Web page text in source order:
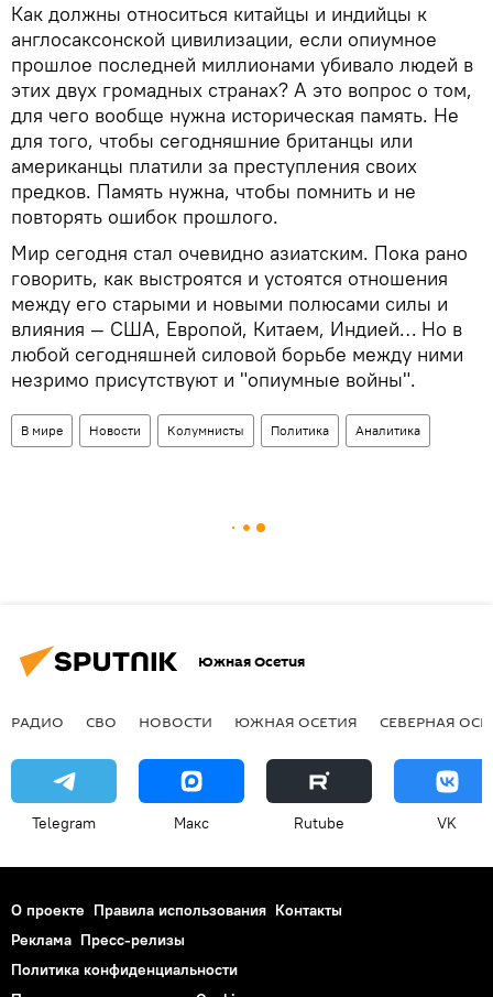
Как должны относиться китайцы и индийцы к
англосаксонской цивилизации, если опиумное
прошлое последней миллионами убивало людей в
этих двух громадных странах? А это вопрос о том,
для чего вообще нужна историческая память. Не
для того, чтобы сегодняшние британцы или
американцы платили за преступления своих
предков. Память нужна, чтобы помнить и не
повторять ошибок прошлого.
Мир сегодня стал очевидно азиатским. Пока рано
говорить, как выстроятся и устоятся отношения
между его старыми и новыми полюсами силы и
влияния — США, Европой, Китаем, Индией… Но в
любой сегодняшней силовой борьбе между ними
незримо присутствуют и "опиумные войны".
В мире Новости Колумнисты Политика Аналитика
Южная Осетия
РАДИО СВО НОВОСТИ ЮЖНАЯ ОСЕТИЯ СЕВЕРНАЯ
Telegram Макс Rutube VK
О проекте Правила использования Контакты
Реклама Пресс-релизы
Политика конфиденциальности